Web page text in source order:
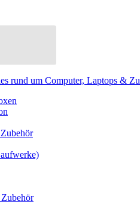
rund um Computer, Laptops &
Zubehör